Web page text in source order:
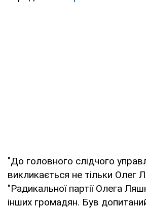
"До головного слідчого
викликається не тільки Олег
"Радикальної партії Олега
інших громадян. Був